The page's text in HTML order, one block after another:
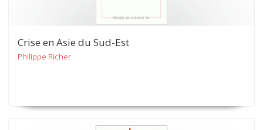
Crise en Asie du Sud-Est
Philippe Richer